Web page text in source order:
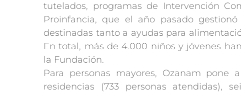
tutelados, programas de Intervención
Proinfancia, que el año pasado
destinadas tanto a ayudas para
En total, más de 4.000 niños y jóvenes
la Fundación.
Para personas mayores, Ozanam
residencias (733 personas atendidas),